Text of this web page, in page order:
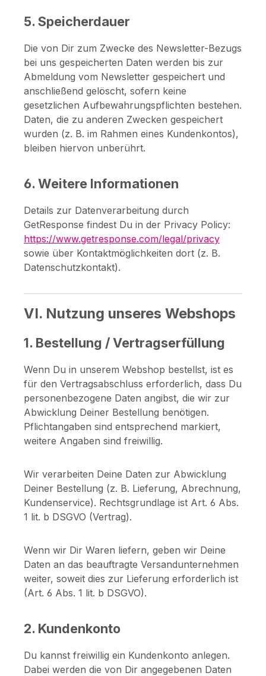
5. Speicherdauer
Die von Dir zum Zwecke des Newsletter-Bezugs
bei uns gespeicherten Daten werden bis zur
Abmeldung vom Newsletter gespeichert und
anschließend gelöscht, sofern keine
gesetzlichen Aufbewahrungspflichten bestehen.
Daten, die zu anderen Zwecken gespeichert
wurden (z. B. im Rahmen eines Kundenkontos),
bleiben hiervon unberührt.
6. Weitere Informationen
Details zur Datenverarbeitung durch
GetResponse findest Du in der Privacy Policy:
https://www.getresponse.com/legal/privacy
sowie über Kontaktmöglichkeiten dort (z. B.
Datenschutzkontakt).
VI. Nutzung unseres Webshops
1. Bestellung / Vertragserfüllung
Wenn Du in unserem Webshop bestellst, ist es
für den Vertragsabschluss erforderlich, dass Du
personenbezogene Daten angibst, die wir zur
Abwicklung Deiner Bestellung benötigen.
Pflichtangaben sind entsprechend markiert,
weitere Angaben sind freiwillig.
Wir verarbeiten Deine Daten zur Abwicklung
Deiner Bestellung (z. B. Lieferung, Abrechnung,
Kundenservice). Rechtsgrundlage ist Art. 6 Abs.
1 lit. b DSGVO (Vertrag).
Wenn wir Dir Waren liefern, geben wir Deine
Daten an das beauftragte Versandunternehmen
weiter, soweit dies zur Lieferung erforderlich ist
(Art. 6 Abs. 1 lit. b DSGVO).
2. Kundenkonto
Du kannst freiwillig ein Kundenkonto anlegen.
Dabei werden die von Dir angegebenen Daten